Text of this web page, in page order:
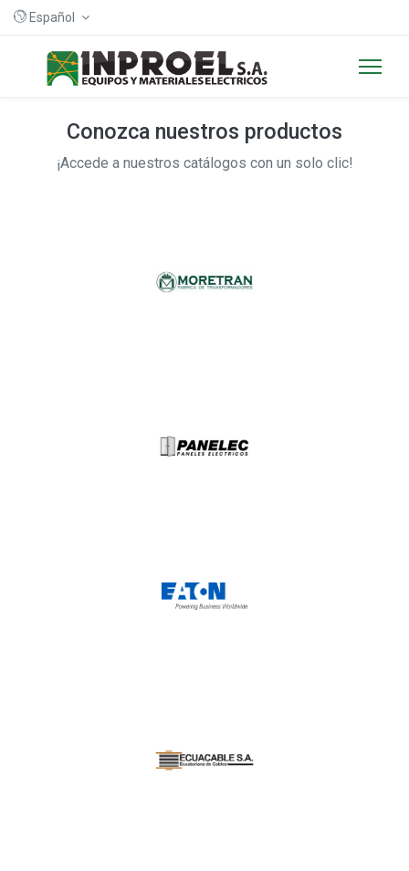
Español
Conozca nuestros productos
¡Accede a nuestros catálogos con un solo clic!